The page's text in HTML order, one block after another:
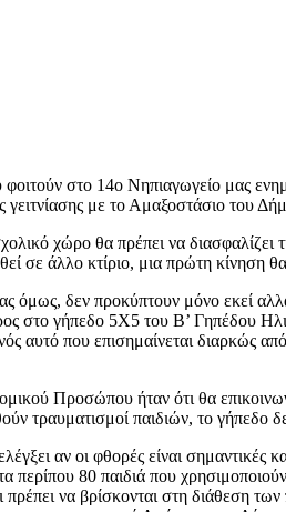
φοιτούν στο 14ο Νηπιαγωγείο μας
με το Αμαξοστάσιο του
χώρο θα πρέπει να διασφαλίζει
σε άλλο κτίριο, μια πρώτη
όμως, δεν προκύπτουν μόνο εκεί
στο γήπεδο 5Χ5 του Β’ Γηπέδου
αυτό που επισημαίνεται
Προσώπου ήταν ότι θα
τραυματισμοί παιδιών, το γήπεδο
αν οι φθορές είναι
περίπου 80 παιδιά που
πρέπει να βρίσκονται στη διάθεση